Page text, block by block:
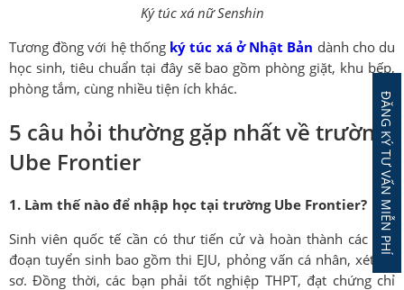
Ký túc xá nữ Senshin
Tương đồng với hệ thống ký túc xá ở Nhật Bản dành cho du
học sinh, tiêu chuẩn tại đây sẽ bao gồm phòng giặt, khu bếp,
phòng tắm, cùng nhiều tiện ích khác.
5 câu hỏi thường gặp nhất về trường
Ube Frontier
1. Làm thế nào để nhập học tại trường Ube Frontier?
Sinh viên quốc tế cần có thư tiến cử và hoàn thành các giai
đoạn tuyển sinh bao gồm thi EJU, phỏng vấn cá nhân, xét hồ
sơ. Đồng thời, các bạn phải tốt nghiệp THPT, đạt chứng chỉ
ĐĂNG KÝ TƯ VẤN MIỄN PHÍ